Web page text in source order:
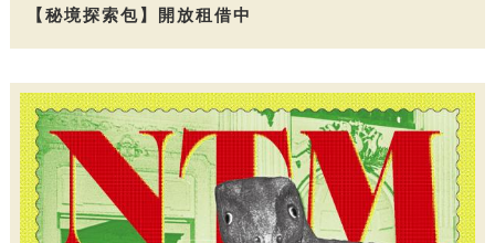
【秘境探索包】開放租借中